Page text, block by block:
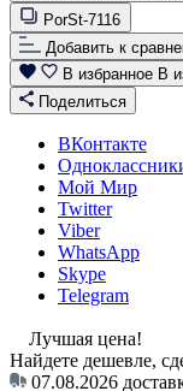
PorSt-7116
Добавить к
В избранное В
Поделиться
ВКонтакте
Мой Мир
Twitter
Viber
WhatsApp
Skype
Telegram
Лучшая цена!
Найдете дешевле,
07.08.2026